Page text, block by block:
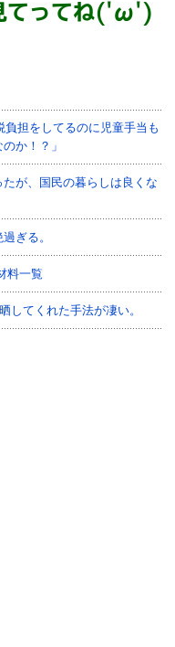
てってね('ω')
担をしてるのに児童手当も
か！？」
が、国民の暮らしは良くな
ぎる。
料一覧
してくれた手法が凄い。